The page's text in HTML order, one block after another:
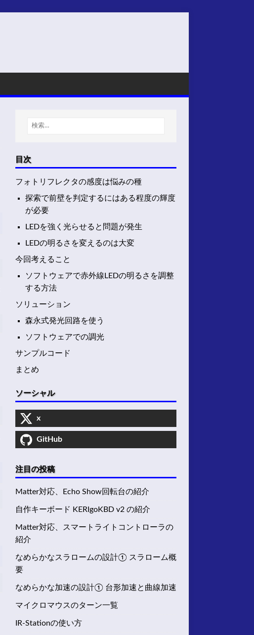
目次
フォトリフレクタの感度は悩みの種
探索で前壁を判定するにはある程度の輝度
が必要
LEDを強く光らせると問題が発生
LEDの明るさを変えるのは大変
今回考えること
ソフトウェアで赤外線LEDの明るさを調整
する方法
ソリューション
森永式発光回路を使う
ソフトウェアでの調光
サンプルコード
まとめ
ソーシャル
x
GitHub
注目の投稿
Matter対応、Echo Show回転台の紹介
自作キーボード KERIgoKBD v2 の紹介
Matter対応、スマートライトコントローラの
紹介
なめらかなスラロームの設計① スラローム概
要
なめらかな加速の設計① 台形加速と曲線加速
マイクロマウスのターン一覧
IR-Stationの使い方